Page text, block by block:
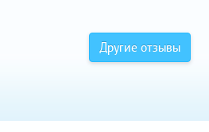
Другие отзывы